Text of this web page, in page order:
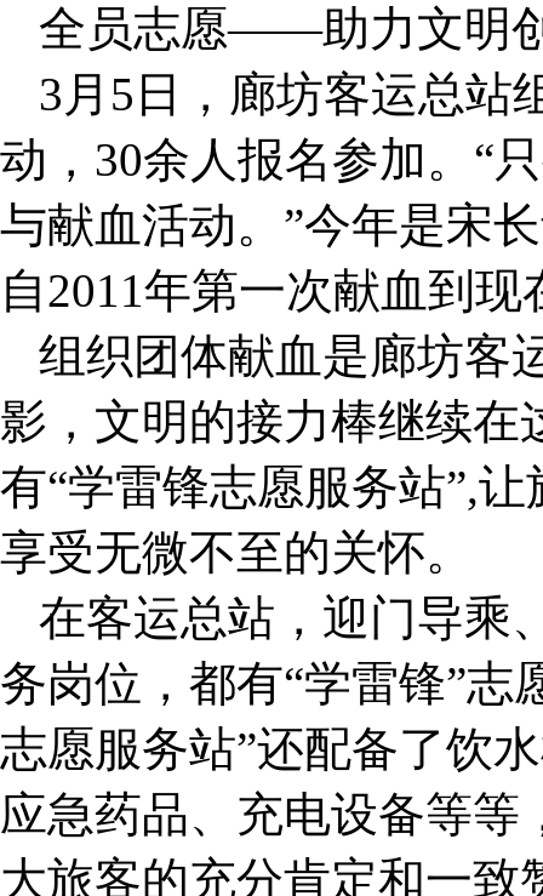
全员志愿——助力文明
3月5日，廊坊客运总站
动，30余人报名参加。“
与献血活动。”今年是宋
自2011年第一次献血到
组织团体献血是廊坊客
影，文明的接力棒继续在
有“学雷锋志愿服务站”,
享受无微不至的关怀。
在客运总站，迎门导乘
务岗位，都有“学雷锋”志
志愿服务站”还配备了饮
应急药品、充电设备等
大旅客的充分肯定和一致